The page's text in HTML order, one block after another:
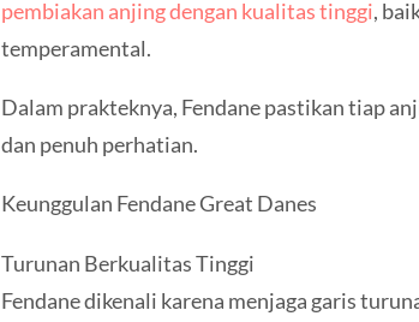
pembiakan anjing dengan kualitas tinggi,
temperamental.
Dalam prakteknya, Fendane pastikan tiap
dan penuh perhatian.
Keunggulan Fendane Great Danes
Turunan Berkualitas Tinggi
Fendane dikenali karena menjaga garis